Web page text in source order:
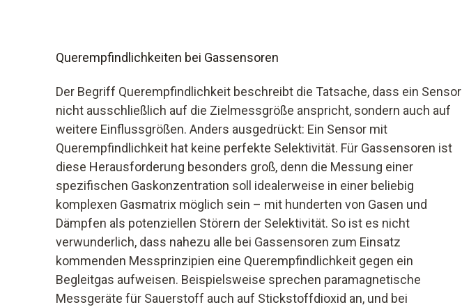
Querempfindlichkeiten bei Gassensoren
Der Begriff Querempfindlichkeit beschreibt die Tatsache, dass ein Sensor
nicht ausschließlich auf die Zielmessgröße anspricht, sondern auch auf
weitere Einflussgrößen. Anders ausgedrückt: Ein Sensor mit
Querempfindlichkeit hat keine perfekte Selektivität. Für Gassensoren ist
diese Herausforderung besonders groß, denn die Messung einer
spezifischen Gaskonzentration soll idealerweise in einer beliebig
komplexen Gasmatrix möglich sein – mit hunderten von Gasen und
Dämpfen als potenziellen Störern der Selektivität. So ist es nicht
verwunderlich, dass nahezu alle bei Gassensoren zum Einsatz
kommenden Messprinzipien eine Querempfindlichkeit gegen ein
Begleitgas aufweisen. Beispielsweise sprechen paramagnetische
Messgeräte für Sauerstoff auch auf Stickstoffdioxid an, und bei